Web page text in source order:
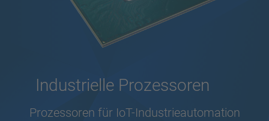
Industrielle Prozessoren
Prozessoren für IoT-Industrieautomation